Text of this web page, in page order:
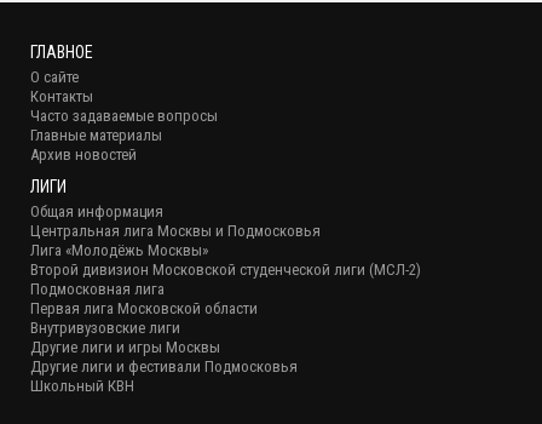
ГЛАВНОЕ
О сайте
Контакты
Часто задаваемые вопросы
Главные материалы
Архив новостей
ЛИГИ
Общая информация
Центральная лига Москвы и Подмосковья
Лига «Молодёжь Москвы»
Второй дивизион Московской студенческой лиги (МСЛ-2)
Подмосковная лига
Первая лига Московской области
Внутривузовские лиги
Другие лиги и игры Москвы
Другие лиги и фестивали Подмосковья
Школьный КВН